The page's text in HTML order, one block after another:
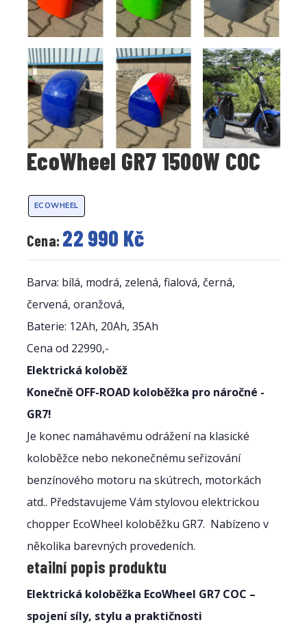
EcoWheel GR7 1500W COC
ECOWHEEL
Cena: 22 990 Kč
Barva: bílá, modrá, zelená, fialová, černá,
červená, oranžová,
Baterie: 12Ah, 20Ah, 35Ah
Cena od 22990,-
Elektrická koloběž
Konečně OFF-ROAD koloběžka pro náročné -
GR7!
Je konec namáhavému odrážení na klasické
koloběžce nebo nekonečnému seřizování
benzínového motoru na skútrech, motorkách
atd.. Představujeme Vám stylovou elektrickou
chopper EcoWheel koloběžku GR7. Nabízeno v
několika barevných provedeních.
etailní popis produktu
Elektrická koloběžka EcoWheel GR7 COC –
spojení síly, stylu a praktičnosti